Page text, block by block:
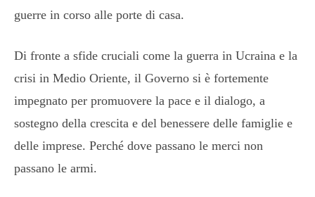
guerre in corso alle porte di casa.
Di fronte a sfide cruciali come la guerra in Ucraina e la
crisi in Medio Oriente, il Governo si è fortemente
impegnato per promuovere la pace e il dialogo, a
sostegno della crescita e del benessere delle famiglie e
delle imprese. Perché dove passano le merci non
passano le armi.